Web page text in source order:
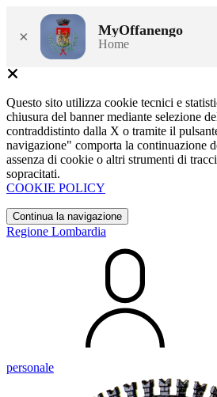
× MyOffanengo
Home
Questo sito utilizza cookie tecnici e
chiusura del banner mediante selezione
contraddistinto dalla X o tramite il
navigazione" comporta la continuazione
assenza di cookie o altri strumenti di
sopracitati.
COOKIE POLICY
Continua la navigazione
Regione Lombardia
personale